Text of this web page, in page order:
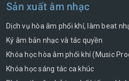
Sản xuất âm nhạc
Dịch vụ hòa âm phối khí, làm beat
Ký âm bản nhạc và tác quyền
Khóa học hòa âm phối khí (Music
Khóa học sáng tác ca khúc